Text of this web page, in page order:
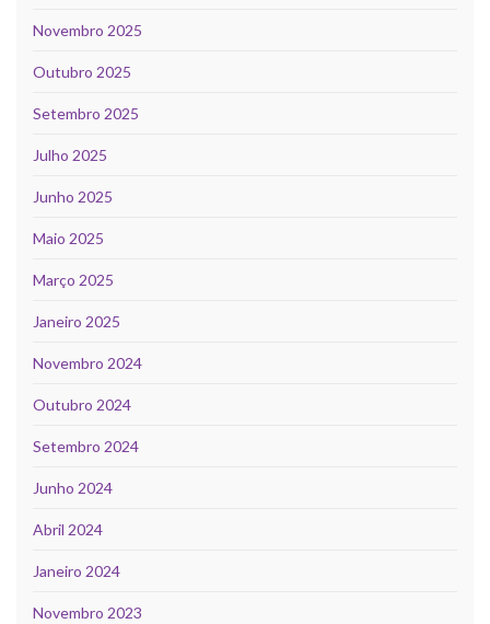
Novembro 2025
Outubro 2025
Setembro 2025
Julho 2025
Junho 2025
Maio 2025
Março 2025
Janeiro 2025
Novembro 2024
Outubro 2024
Setembro 2024
Junho 2024
Abril 2024
Janeiro 2024
Novembro 2023